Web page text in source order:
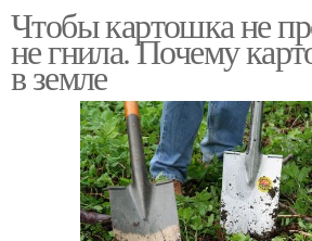
Чтобы картошка не
не гнила. Почему
в земле